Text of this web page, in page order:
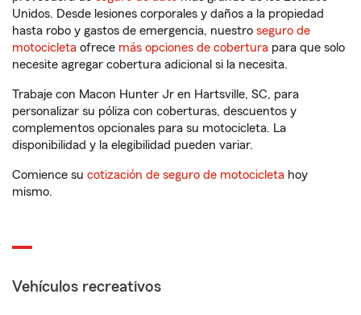
Unidos. Desde lesiones corporales y daños a la propiedad
hasta robo y gastos de emergencia, nuestro seguro de
motocicleta ofrece más opciones de cobertura para que solo
necesite agregar cobertura adicional si la necesita.
Trabaje con Macon Hunter Jr en Hartsville, SC, para
personalizar su póliza con coberturas, descuentos y
complementos opcionales para su motocicleta. La
disponibilidad y la elegibilidad pueden variar.
Comience su cotización de seguro de motocicleta hoy
mismo.
Vehículos recreativos